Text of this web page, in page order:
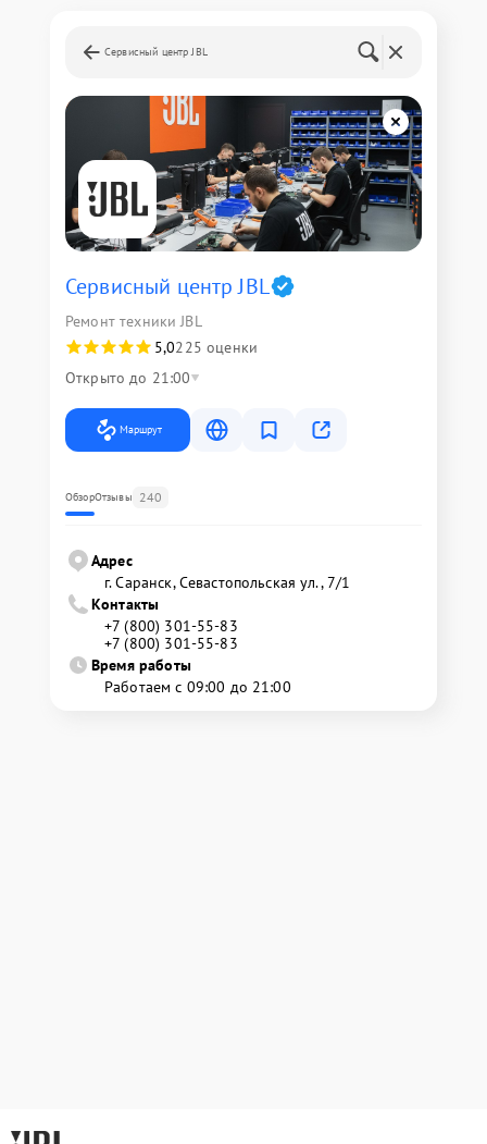
Сервисный центр JBL
Сервисный центр JBL
Ремонт техники JBL
5,0225 оценки
Открыто до 21:00
Маршрут
ОбзорОтзывы 240
Адрес
г. Саранск, Севастопольская ул., 7/1
Контакты
+7 (800) 301-55-83
+7 (800) 301-55-83
Время работы
Работаем с 09:00 до 21:00